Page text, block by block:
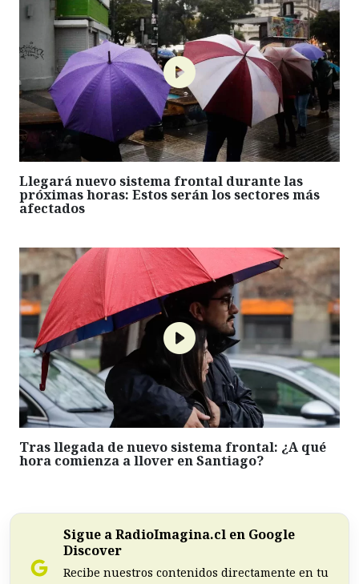
Llegará nuevo sistema frontal durante las
próximas horas: Estos serán los sectores más
afectados
Tras llegada de nuevo sistema frontal: ¿A qué
hora comienza a llover en Santiago?
Sigue a RadioImagina.cl en Google
Discover
Recibe nuestros contenidos directamente en tu